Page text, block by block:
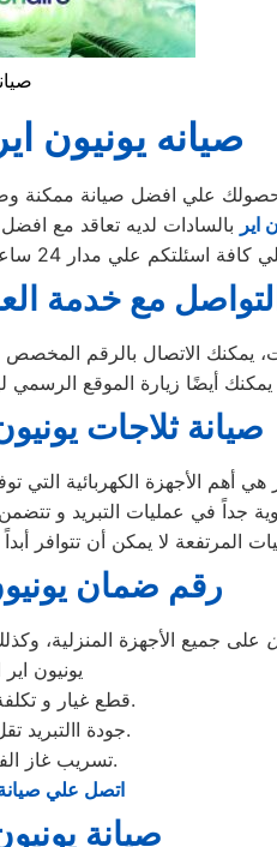
صيانه يونيون
حصولك علي افضل صيانة
اير بالسادات لديه تعاقد مع
في حالة طلب مساعدتنا نعمل علي توصيل اجهزتكم
مع خدمة
يمكنك الاتصال بالرقم
صيانة ثلاجات
المرتفعة لا يمكن أن تتوافر
رقم ضمان
على جميع الأجهزة المنزلية،
يونيون
قطع غيار و تكلفة صيانة عالية.
جودة االتبريد تقل في الصيف.
تسريب غاز الفريون أحيانا.
اتصل علي صيانة
صيانة